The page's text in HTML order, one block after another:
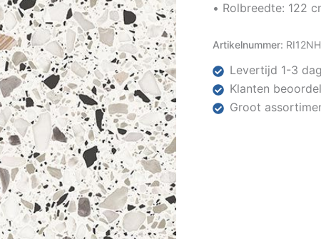
• Rolbreedte: 122
Artikelnummer:
Levertijd 1-3
Klanten
Groot